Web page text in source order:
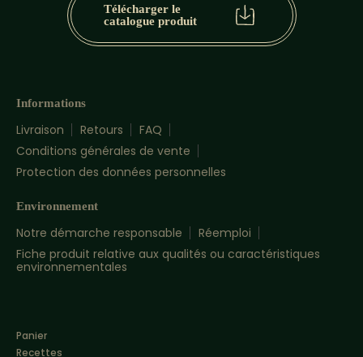
Informations
Livraison Retours
FAQ
Conditions générales de vente
Protection des données personnelles
Environnement
Notre démarche responsable
Réemploi
Fiche produit relative aux qualités ou caractéristiques
environnementales
Télécharger le
catalogue produit
Panier
Recettes